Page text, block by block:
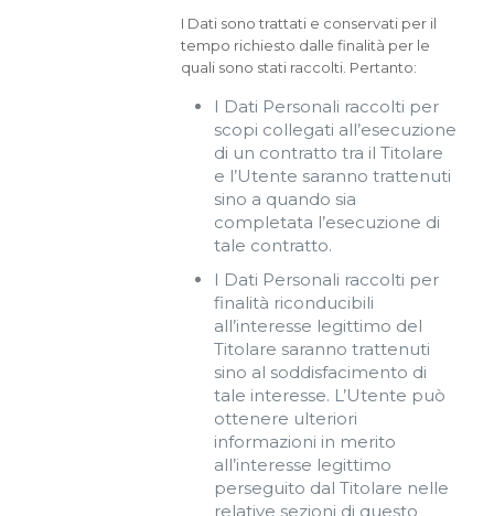
I Dati sono trattati e conservati per il
tempo richiesto dalle finalità per le
quali sono stati raccolti. Pertanto:
I Dati Personali raccolti per
scopi collegati all’esecuzione
di un contratto tra il Titolare
e l’Utente saranno trattenuti
sino a quando sia
completata l’esecuzione di
tale contratto.
I Dati Personali raccolti per
finalità riconducibili
all’interesse legittimo del
Titolare saranno trattenuti
sino al soddisfacimento di
tale interesse. L’Utente può
ottenere ulteriori
informazioni in merito
all’interesse legittimo
perseguito dal Titolare nelle
relative sezioni di questo